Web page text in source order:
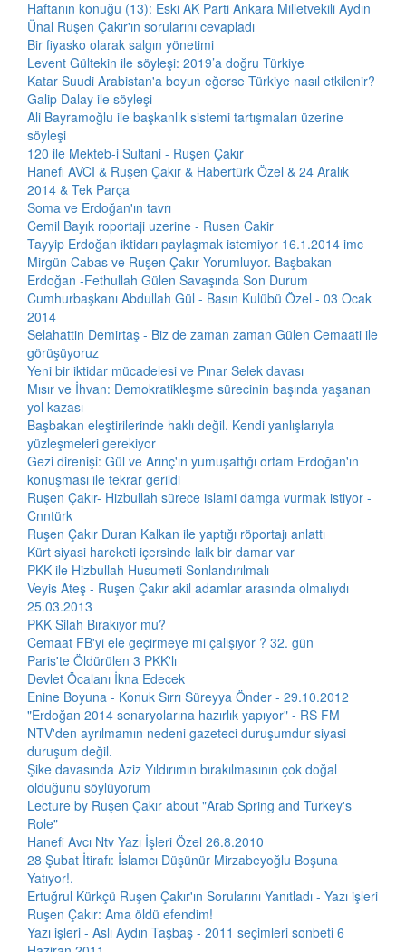
Haftanın konuğu (13): Eski AK Parti Ankara Milletvekili Aydın
Ünal Ruşen Çakır'ın sorularını cevapladı
Bir fiyasko olarak salgın yönetimi
Levent Gültekin ile söyleşi: 2019’a doğru Türkiye
Katar Suudi Arabistan'a boyun eğerse Türkiye nasıl etkilenir?
Galip Dalay ile söyleşi
Ali Bayramoğlu ile başkanlık sistemi tartışmaları üzerine
söyleşi
120 ile Mekteb-i Sultani - Ruşen Çakır
Hanefi AVCI & Ruşen Çakır & Habertürk Özel & 24 Aralık
2014 & Tek Parça
Soma ve Erdoğan'ın tavrı
Cemil Bayık roportaji uzerine - Rusen Cakir
Tayyip Erdoğan iktidarı paylaşmak istemiyor 16.1.2014 imc
Mirgün Cabas ve Ruşen Çakır Yorumluyor. Başbakan
Erdoğan -Fethullah Gülen Savaşında Son Durum
Cumhurbaşkanı Abdullah Gül - Basın Kulübü Özel - 03 Ocak
2014
Selahattin Demirtaş - Biz de zaman zaman Gülen Cemaati ile
görüşüyoruz
Yeni bir iktidar mücadelesi ve Pınar Selek davası
Mısır ve İhvan: Demokratikleşme sürecinin başında yaşanan
yol kazası
Başbakan eleştirilerinde haklı değil. Kendi yanlışlarıyla
yüzleşmeleri gerekiyor
Gezi direnişi: Gül ve Arınç'ın yumuşattığı ortam Erdoğan'ın
konuşması ile tekrar gerildi
Ruşen Çakır- Hizbullah sürece islami damga vurmak istiyor -
Cnntürk
Ruşen Çakır Duran Kalkan ile yaptığı röportajı anlattı
Kürt siyasi hareketi içersinde laik bir damar var
PKK ile Hizbullah Husumeti Sonlandırılmalı
Veyis Ateş - Ruşen Çakır akil adamlar arasında olmalıydı
25.03.2013
PKK Silah Bırakıyor mu?
Cemaat FB'yi ele geçirmeye mi çalışıyor ? 32. gün
Paris'te Öldürülen 3 PKK'lı
Devlet Öcalanı İkna Edecek
Enine Boyuna - Konuk Sırrı Süreyya Önder - 29.10.2012
"Erdoğan 2014 senaryolarına hazırlık yapıyor" - RS FM
NTV'den ayrılmamın nedeni gazeteci duruşumdur siyasi
duruşum değil.
Şike davasında Aziz Yıldırımın bırakılmasının çok doğal
olduğunu söylüyorum
Lecture by Ruşen Çakır about "Arab Spring and Turkey's
Role"
Hanefi Avcı Ntv Yazı İşleri Özel 26.8.2010
28 Şubat İtirafı: İslamcı Düşünür Mirzabeyoğlu Boşuna
Yatıyor!.
Ertuğrul Kürkçü Ruşen Çakır'ın Sorularını Yanıtladı - Yazı işleri
Ruşen Çakır: Ama öldü efendim!
Yazı işleri - Aslı Aydın Taşbaş - 2011 seçimleri sonbeti 6